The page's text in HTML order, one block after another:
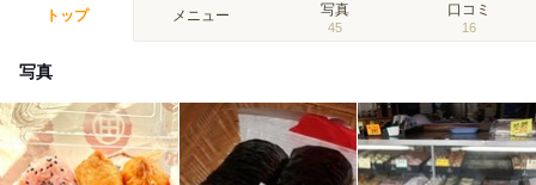
トップ メニュー 写真
45
口コミ
16
写真